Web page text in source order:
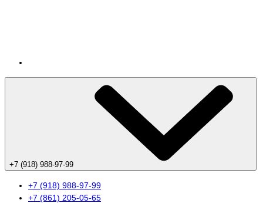
+7 (918) 988-97-99
+7 (918) 988-97-99
+7 (861) 205-05-65